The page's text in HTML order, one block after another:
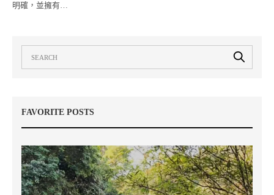
明確，並擁有…
FAVORITE POSTS